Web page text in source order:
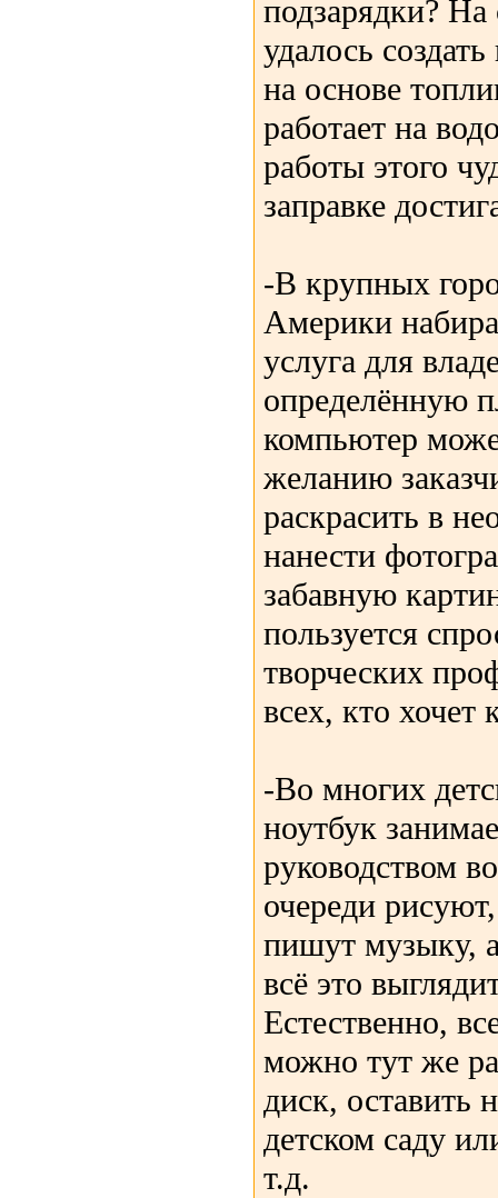
подзарядки?
удалось
на основе
работает на
работы этого
заправке
-В крупных
Америки
услуга для
определённую
компьютер
желанию
раскрасить в
нанести
забавную
пользуется
творческих
всех, кто хочет
-Во многих
ноутбук
руководством
очереди
пишут музыку,
всё это
Естественно,
можно тут же
диск, оставить
детском саду
т.д.